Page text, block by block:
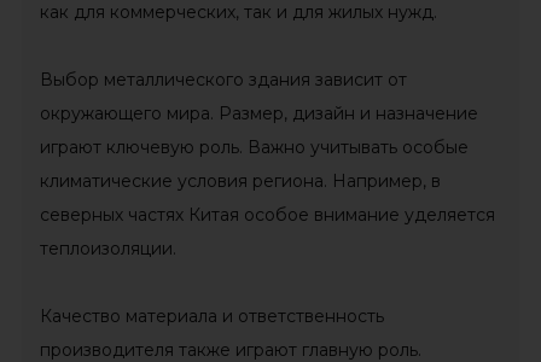
как для коммерческих, так и для жилых нужд.
Выбор металлического здания зависит от
окружающего мира. Размер, дизайн и назначение
играют ключевую роль. Важно учитывать особые
климатические условия региона. Например, в
северных частях Китая особое внимание уделяется
теплоизоляции.
Качество материала и ответственность
производителя также играют главную роль.